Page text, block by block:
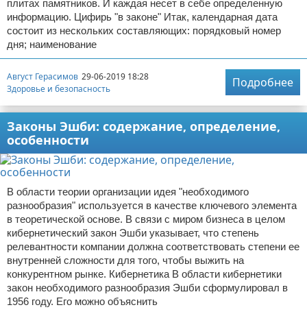
плитах памятников. И каждая несет в себе определенную
информацию. Цифирь "в законе" Итак, календарная дата
состоит из нескольких составляющих: порядковый номер
дня; наименование
Август Герасимов 29-06-2019 18:28
Здоровье и безопасность
Подробнее
Законы Эшби: содержание, определение,
особенности
В области теории организации идея "необходимого
разнообразия" используется в качестве ключевого элемента
в теоретической основе. В связи с миром бизнеса в целом
кибернетический закон Эшби указывает, что степень
релевантности компании должна соответствовать степени ее
внутренней сложности для того, чтобы выжить на
конкурентном рынке. Кибернетика В области кибернетики
закон необходимого разнообразия Эшби сформулировал в
1956 году. Его можно объяснить